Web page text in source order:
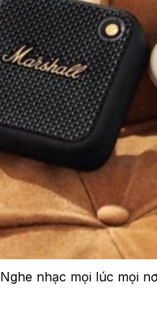
Nghe nhạc mọi lúc mọi